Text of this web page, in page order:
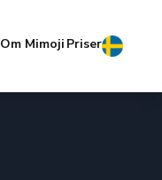
Om Mimoji Priser